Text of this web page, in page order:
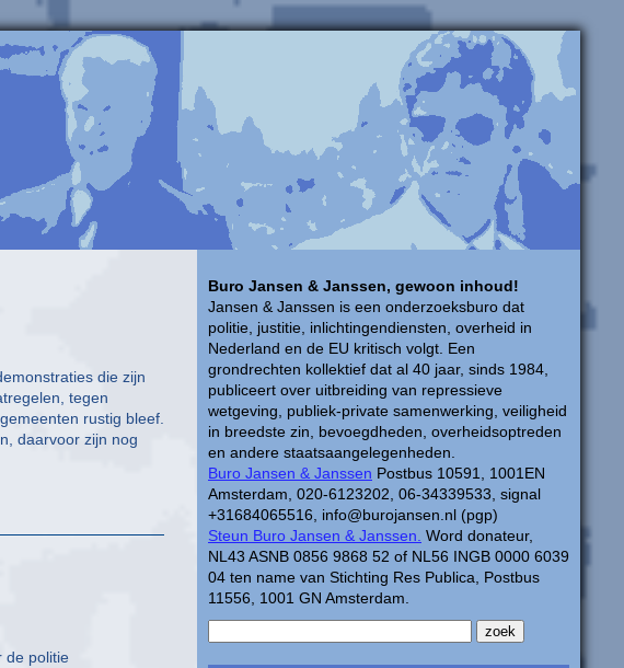
Buro Jansen & Janssen, gewoon inhoud!
Jansen & Janssen is een onderzoeksburo dat
politie, justitie, inlichtingendiensten, overheid in
Nederland en de EU kritisch volgt. Een
grondrechten kollektief dat al 40 jaar, sinds 1984,
publiceert over uitbreiding van repressieve
wetgeving, publiek-private samenwerking, veiligheid
in breedste zin, bevoegdheden, overheidsoptreden
en andere staatsaangelegenheden.
Buro Jansen & Janssen Postbus 10591, 1001EN
Amsterdam, 020-6123202, 06-34339533, signal
+31684065516, info@burojansen.nl (pgp)
Steun Buro Jansen & Janssen. Word donateur,
NL43 ASNB 0856 9868 52 of NL56 INGB 0000 6039
04 ten name van Stichting Res Publica, Postbus
11556, 1001 GN Amsterdam.
die zijn
tegen
rustig bleef.
daarvoor zijn nog
de politie